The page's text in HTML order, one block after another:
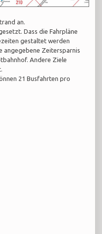
an.
Dass die Fahrpläne
gestaltet werden
angegebene Zeitersparnis
Andere Ziele
21 Busfahrten pro